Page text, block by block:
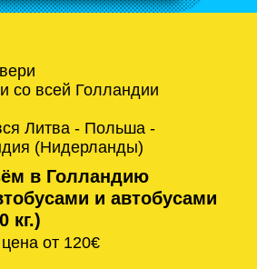
со всей Голландии
Литва - Польша -
(Нидерланды)
в Голландию
и автобусами
кг.)
от 120€